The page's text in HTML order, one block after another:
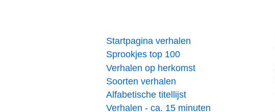
Startpagina verhalen
Sprookjes top 100
Verhalen op herkomst
Soorten verhalen
Alfabetische titellijst
Verhalen - ca. 15 minuten